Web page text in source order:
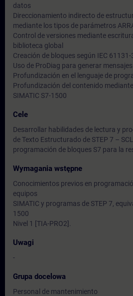
datos
Direccionamiento indirecto de
mediante los tipos de parámetros
Control de versiones mediante
biblioteca global
Creación de bloques según IEC 61131-
Uso de ProDiag para generar
Profundización en el lenguaje de
Profundización del contenido
SIMATIC S7-1500
Cele
Desarrollar habilidades de lectura y
de Texto Estructurado de STEP 7 –
programación de bloques S7 para la
Wymagania wstępne
Conocimientos previos en
equipos
SIMATIC y programas de STEP 7,
1500
Nivel 1 [TIA-PRO2].
Uwagi
-
Grupa docelowa
Personal de mantenimiento